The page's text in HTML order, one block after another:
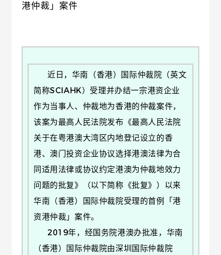
港仲裁」案件
近日，华南（香港）国际仲裁院（英文
简称SCIAHK）受理并办结一宗港资企业
作为当事人、仲裁地为香港的仲裁案件，
该案为最高人民法院发布《最高人民法院
关于在粤港澳大湾区内地登记设立的香
港、澳门投资企业协议选择港澳法律为合
同适用法律或协议约定港澳为仲裁地效力
问题的批复》（以下简称《批复》）以来
华南（香港）国际仲裁院受理的首例「港
资港仲裁」案件。
2019年，经国务院港澳办批准，华南
（香港）国际仲裁院由深圳国际仲裁院